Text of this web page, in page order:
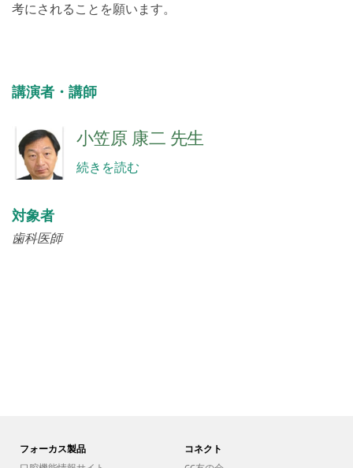
考にされることを願います。
講演者・講師
小笠原 康二 先生
続きを読む
対象者
歯科医師
フォーカス製品
コネクト